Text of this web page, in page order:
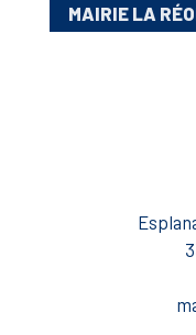
MAIRIE LA